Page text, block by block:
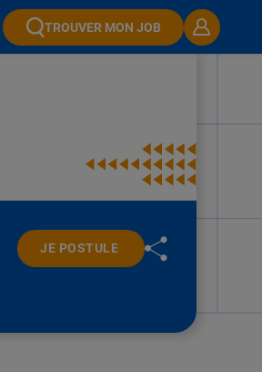
TROUVER MON JOB
JE POSTULE